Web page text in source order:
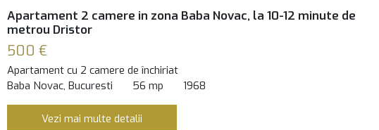
Apartament 2 camere in zona Baba Novac, la 10-12 minute de
metrou Dristor
500 €
Apartament cu 2 camere de închiriat
Baba Novac, Bucuresti
56 mp 1968
Vezi mai multe detalii